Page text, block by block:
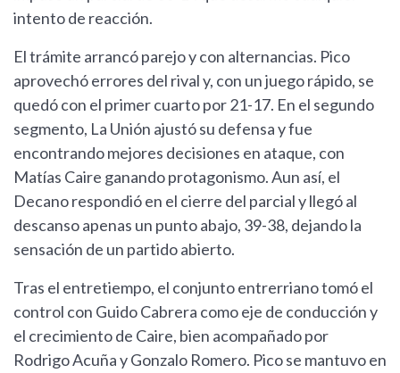
intento de reacción.
El trámite arrancó parejo y con alternancias. Pico
aprovechó errores del rival y, con un juego rápido, se
quedó con el primer cuarto por 21-17. En el segundo
segmento, La Unión ajustó su defensa y fue
encontrando mejores decisiones en ataque, con
Matías Caire ganando protagonismo. Aun así, el
Decano respondió en el cierre del parcial y llegó al
descanso apenas un punto abajo, 39-38, dejando la
sensación de un partido abierto.
Tras el entretiempo, el conjunto entrerriano tomó el
control con Guido Cabrera como eje de conducción y
el crecimiento de Caire, bien acompañado por
Rodrigo Acuña y Gonzalo Romero. Pico se mantuvo en